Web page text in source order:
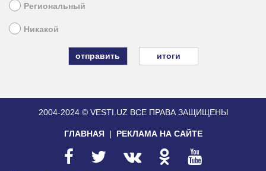
Региональный
Никакой
итоги
2004-2024 © VESTI.UZ ВСЕ ПРАВА ЗАЩИЩЕНЫ
ГЛАВНАЯ РЕКЛАМА НА САЙТЕ